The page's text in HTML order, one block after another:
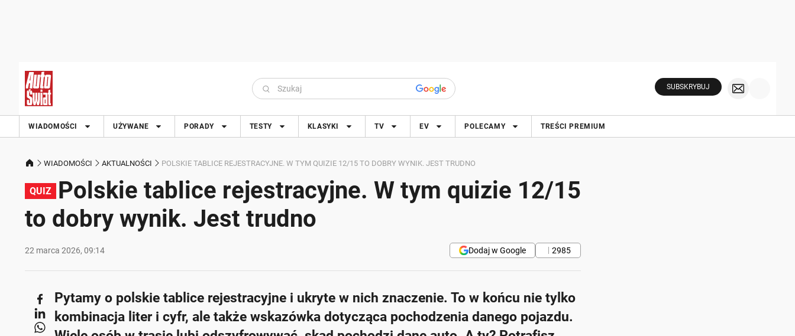
SUBSKRYBUJ
WIADOMOŚCI UŻYWANE PORADY TESTY KLASYKI TV EV POLECAMY TREŚCI PREMIUM
WIADOMOŚCI AKTUALNOŚCI POLSKIE TABLICE REJESTRACYJNE. W TYM QUIZIE 12/15 TO DOBRY WYNIK. JEST TRUDNO
QUIZ
Polskie tablice rejestracyjne. W tym quizie 12/15
to dobry wynik. Jest trudno
22 marca 2026, 09:14 2985
Dodaj w Google
Pytamy o polskie tablice rejestracyjne i ukryte w nich znaczenie. To w końcu nie tylko
kombinacja liter i cyfr, ale także wskazówka dotycząca pochodzenia danego pojazdu.